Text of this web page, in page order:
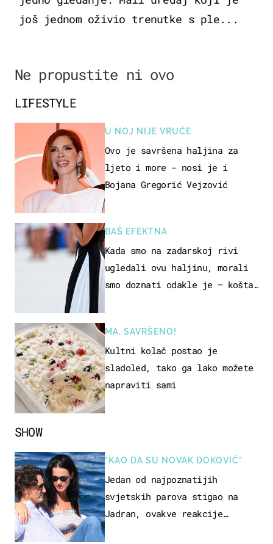
još jednom oživio trenutke s ple...
Ne propustite ni ovo
SHOW
"KAO DA SU NOVAK ĐOKOVIĆ"
Jedan od najpoznatijih
svjetskih parova stigao na
Jadran, ovakve reakcije
LIFESTYLE
U NOJ NIJE VRUĆE
Ovo je savršena haljina za
ljeto i more - nosi je i
Bojana Gregorić Vejzović
BAŠ EFEKTNA
Kada smo na zadarskoj rivi
ugledali ovu haljinu, morali
smo doznati odakle je – košta
MA, SAVRŠENO!
Kultni kolač postao je
sladoled, tako ga lako možete
napraviti sami